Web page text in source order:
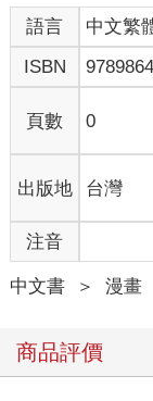
語言 中文繁
ISBN
頁數 0
出版地 台灣
注音
中文書 ＞ 漫畫
商品評價